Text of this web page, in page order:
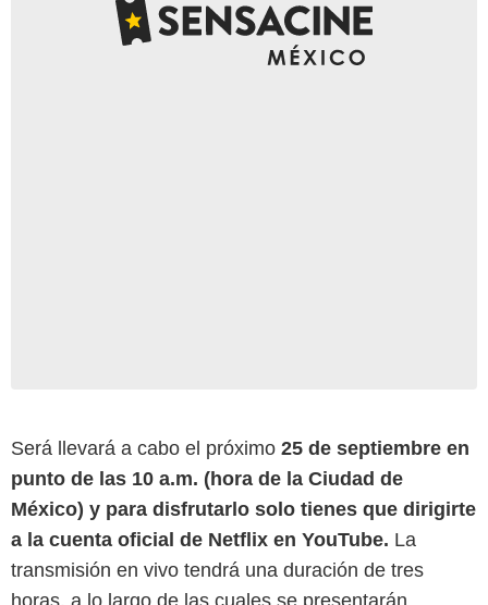
Será llevará a cabo el próximo 25 de septiembre en
punto de las 10 a.m. (hora de la Ciudad de
México) y para disfrutarlo solo tienes que dirigirte
a la cuenta oficial de Netflix en YouTube. La
transmisión en vivo tendrá una duración de tres
horas, a lo largo de las cuales se presentarán